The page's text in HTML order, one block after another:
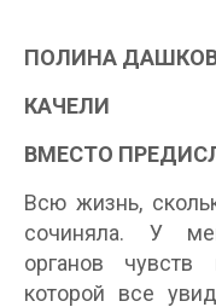
ПОЛИНА
КАЧЕЛИ
ВМЕСТО
Всю жизнь,
сочиняла. У
органов
которой все